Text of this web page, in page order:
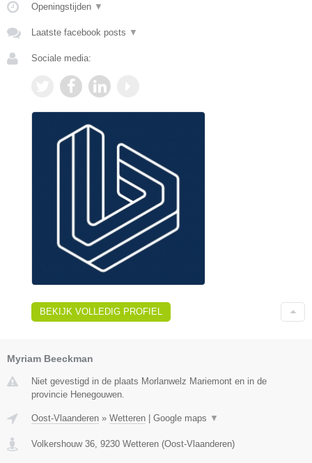
Openingstijden ▼
Laatste facebook posts ▼
Sociale media:
BEKIJK VOLLEDIG PROFIEL
Myriam Beeckman
Niet gevestigd in de plaats Morlanwelz Mariemont en in de
provincie Henegouwen.
Oost-Vlaanderen » Wetteren | Google maps ▼
Volkershouw 36 9230 Wetteren (Oost-Vlaanderen)